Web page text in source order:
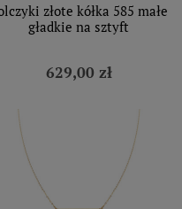
złote kółka 585 małe
gładkie na sztyft
629,00 zł